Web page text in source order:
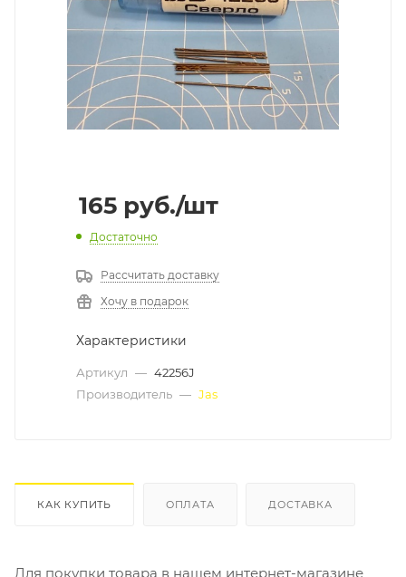
165 руб./шт
Достаточно
Рассчитать доставку
Хочу в подарок
Характеристики
Артикул — 42256J
Производитель — Jas
КАК КУПИТЬ ОПЛАТА ДОСТАВКА
Для покупки товара в нашем интернет-магазине